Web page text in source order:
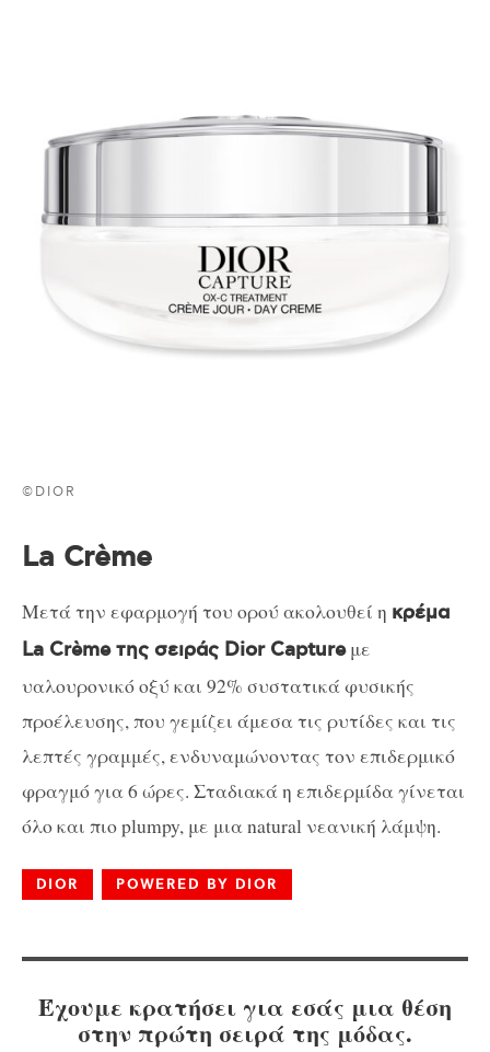
©DIOR
La Crème
Μετά την εφαρμογή του ορού ακολουθεί η κρέμα
La Crème της σειράς Dior Captureμε
υαλουρονικό οξύ και 92% συστατικά φυσικής
προέλευσης, που γεμίζει άμεσα τις ρυτίδες και τις
λεπτές γραμμές, ενδυναμώνοντας τον επιδερμικό
φραγμό για 6 ώρες. Σταδιακά η επιδερμίδα γίνεται
όλο και πιο plumpy, με μια natural νεανική λάμψη.
DIOR POWERED BY DIOR
Έχουμε κρατήσει για εσάς μια θέση
στην πρώτη σειρά της μόδας.